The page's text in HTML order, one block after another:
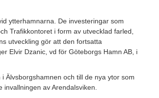
ytterhamnarna. De investeringar som
Trafikkontoret i form av utvecklad farled,
utveckling gör att den fortsatta
Elvir Dzanic, vd för Göteborgs Hamn AB, i
Älvsborgshamnen och till de nya ytor som
av Arendalsviken.